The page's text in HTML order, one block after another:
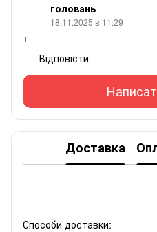
головань
18.11.2025 в 11:29
+
Відповісти
Доставка
Способи доставки: